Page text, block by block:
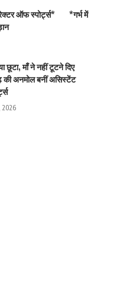
ऑफ स्पोर्ट्स* *गर्भ में
छूटा, माँ ने नहीं टूटने दिए
अनमोल बनीं असिस्टेंट
2026